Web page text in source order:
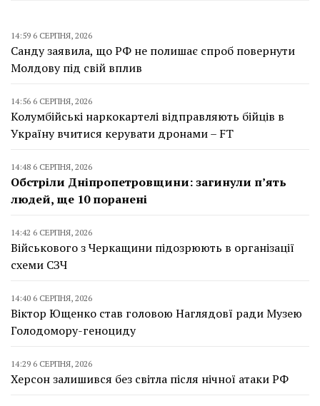
14:59 6 СЕРПНЯ, 2026
Санду заявила, що РФ не полишає спроб повернути
Молдову під свій вплив
14:56 6 СЕРПНЯ, 2026
Колумбійські наркокартелі відправляють бійців в
Україну вчитися керувати дронами – FT
14:48 6 СЕРПНЯ, 2026
Обстріли Дніпропетровщини: загинули п’ять
людей, ще 10 поранені
14:42 6 СЕРПНЯ, 2026
Військового з Черкащини підозрюють в організації
схеми СЗЧ
14:40 6 СЕРПНЯ, 2026
Віктор Ющенко став головою Наглядовї ради Музею
Голодомору-геноциду
14:29 6 СЕРПНЯ, 2026
Херсон залишився без світла після нічної атаки РФ